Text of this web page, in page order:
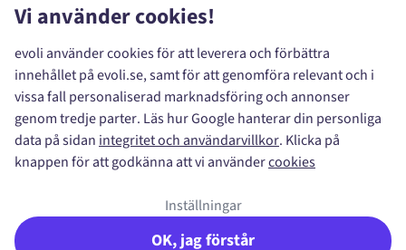
Copyright2026Sensor Försäkring Norden AB
. Org.nr: 559056-6500.
Sensor Försäkring Norden AB har tillstånd och står under tillsyn
av Finansinspektionen. Försäkringsgivare är Dina Försäkring AB.
På denna webbplats används cookies för att bl.a. föra statistik,
hantera formulär och sessioner.
Google Play och logotypen för Google Play är varumärken som
tillhör Google LLC.
Vi använder cookies!
evoli använder cookies för att leverera och förbättra
innehållet på evoli.se, samt för att genomföra relevant och i
vissa fall personaliserad marknadsföring och annonser
genom tredje parter. Läs hur Google hanterar din personliga
data på sidan integritet och användarvillkor. Klicka på
knappen för att godkänna att vi användercookies
Inställningar
OK, jag förstår